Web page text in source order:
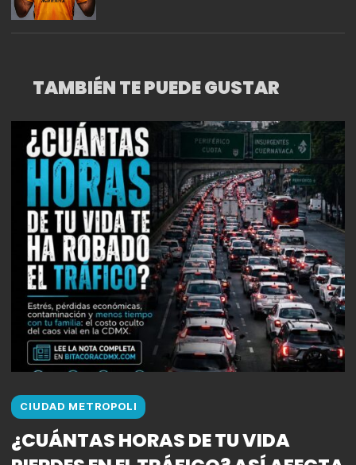
TAMBIÉN TE PUEDE GUSTAR
CIUDAD METROPOLI
¿CUÁNTAS HORAS DE TU VIDA